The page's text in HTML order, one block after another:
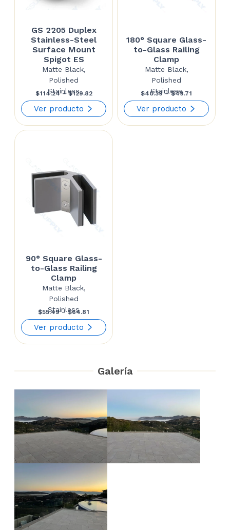
GS 2205 Duplex
Stainless-Steel
Surface Mount
Spigot ES
Matte Black,
Polished
Stainless
$114.24 – $129.82Price
range:
$114.24
through
Ver producto
180° Square Glass-
to-Glass Railing
Clamp
Matte Black,
Polished
Stainless
$40.39 – $49.71
range:
$40.39
Ver producto
90° Square Glass-
to-Glass Railing
Clamp
Matte Black,
Polished
Stainless
$55.49 – $64.81
range:
$55.49
$64.81
Ver producto
Galería